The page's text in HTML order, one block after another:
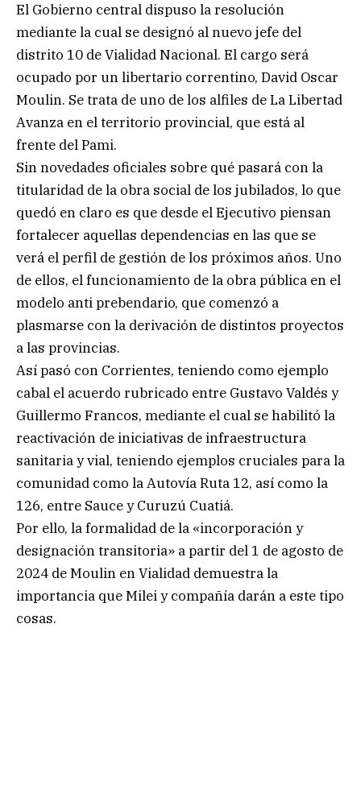
El Gobierno central dispuso la resolución
mediante la cual se designó al nuevo jefe del
distrito 10 de Vialidad Nacional. El cargo será
ocupado por un libertario correntino, David Oscar
Moulin. Se trata de uno de los alfiles de La Libertad
Avanza en el territorio provincial, que está al
frente del Pami.
Sin novedades oficiales sobre qué pasará con la
titularidad de la obra social de los jubilados, lo que
quedó en claro es que desde el Ejecutivo piensan
fortalecer aquellas dependencias en las que se
verá el perfil de gestión de los próximos años. Uno
de ellos, el funcionamiento de la obra pública en el
modelo anti prebendario, que comenzó a
plasmarse con la derivación de distintos proyectos
a las provincias.
Así pasó con Corrientes, teniendo como ejemplo
cabal el acuerdo rubricado entre Gustavo Valdés y
Guillermo Francos, mediante el cual se habilitó la
reactivación de iniciativas de infraestructura
sanitaria y vial, teniendo ejemplos cruciales para la
comunidad como la Autovía Ruta 12, así como la
126, entre Sauce y Curuzú Cuatiá.
Por ello, la formalidad de la «incorporación y
designación transitoria» a partir del 1 de agosto de
2024 de Moulin en Vialidad demuestra la
importancia que Milei y compañía darán a este tipo
cosas.